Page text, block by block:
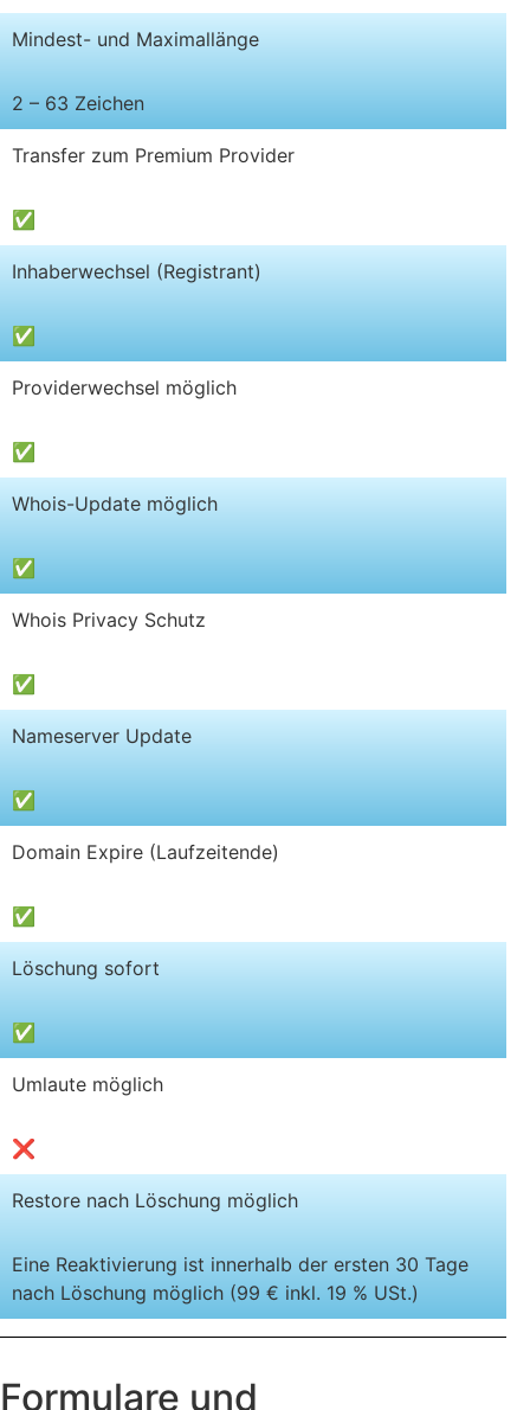
Mindest- und Maximallänge
2 – 63 Zeichen
Transfer zum Premium Provider
✅
Inhaberwechsel (Registrant)
✅
Providerwechsel möglich
✅
Whois-Update möglich
✅
Whois Privacy Schutz
✅
Nameserver Update
✅
Domain Expire (Laufzeitende)
✅
Löschung sofort
✅
Umlaute möglich
❌
Restore nach Löschung möglich
Eine Reaktivierung ist innerhalb der ersten 30 Tage
nach Löschung möglich (99 € inkl. 19 % USt.)
Formulare und